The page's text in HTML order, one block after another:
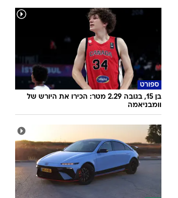
ספורט
בן 15, בגובה 2.29 מטר: הכירו את היורש של
וומבניאמה